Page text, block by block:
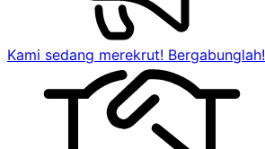
Kami sedang merekrut! Bergabunglah!